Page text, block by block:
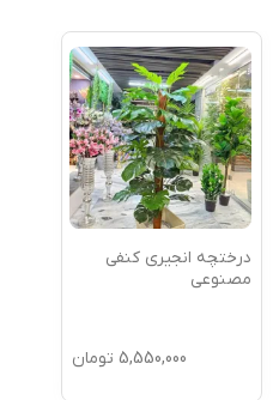
درختچه انجیری کنفی
مصنوعی
5,550,000 تومان